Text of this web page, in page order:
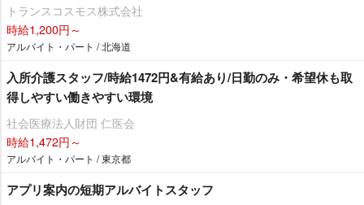
トランスコスモス株式会社
時給1,200円～
アルバイト・パート / 北海道
入所介護スタッフ/時給1472円&有給あり/日勤のみ・希望休も取
得しやすい働きやすい環境
社会医療法人財団 仁医会
時給1,472円～
アルバイト・パート / 東京都
アプリ案内の短期アルバイトスタッフ